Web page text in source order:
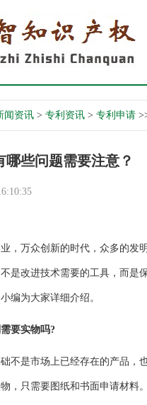
闻资讯 > 专利资讯 > 专利申请
哪些问题需要注意？
万众创新的时代，众多的发明
是改进技术需要的工具，而是
编为大家详细介绍。
要实物吗?
是市场上已经存在的产品，也
，只需要图纸和书面申请材料